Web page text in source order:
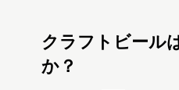
クラフトビール
か？